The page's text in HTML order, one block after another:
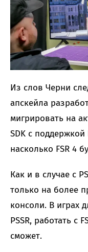
Из слов Черни
апскейла
мигрировать на
SDK с поддержкой
насколько FSR 4
Как и в случае с
только на более
консоли. В играх
PSSR, работать с
сможет.